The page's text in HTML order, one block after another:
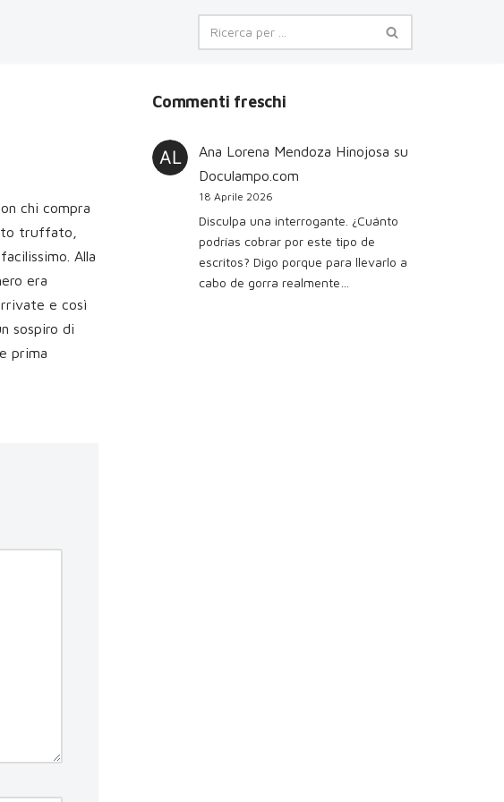
chi compra
truffato,
Alla
era
e così
sospiro di
prima
Commenti freschi
Ana Lorena Mendoza Hinojosa su
Doculampo.com
18 Aprile 2026
Disculpa una interrogante. ¿Cuánto
podrías cobrar por este tipo de
escritos? Digo porque para llevarlo a
cabo de gorra realmente…